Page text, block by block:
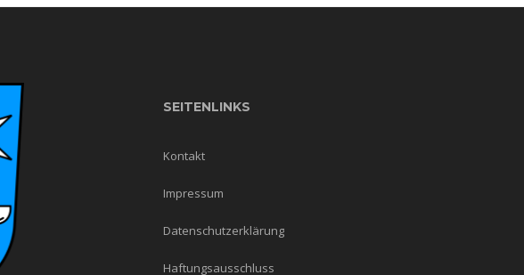
SEITENLINKS
Kontakt
Impressum
Datenschutzerklärung
Haftungsausschluss